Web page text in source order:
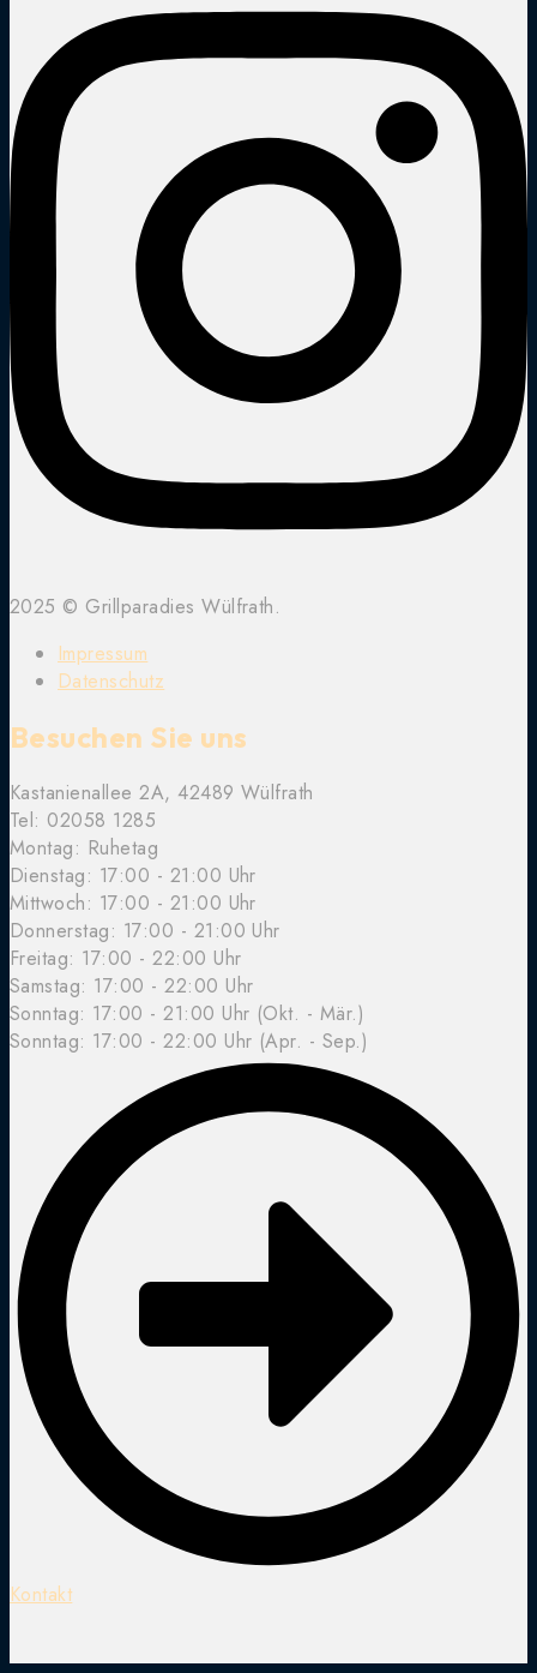
2025 © Grillparadies Wülfrath.
Impressum
Datenschutz
Besuchen Sie uns
Kastanienallee 2A, 42489 Wülfrath
Tel: 02058 1285
Montag: Ruhetag
Dienstag: 17:00 - 21:00 Uhr
Mittwoch: 17:00 - 21:00 Uhr
Donnerstag: 17:00 - 21:00 Uhr
Freitag: 17:00 - 22:00 Uhr
Samstag: 17:00 - 22:00 Uhr
Sonntag: 17:00 - 21:00 Uhr (Okt. - Mär.)
Sonntag: 17:00 - 22:00 Uhr (Apr. - Sep.)
Kontakt